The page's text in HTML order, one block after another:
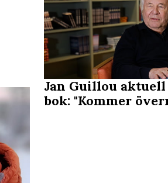
Jan Guillou
bok: "Kommer